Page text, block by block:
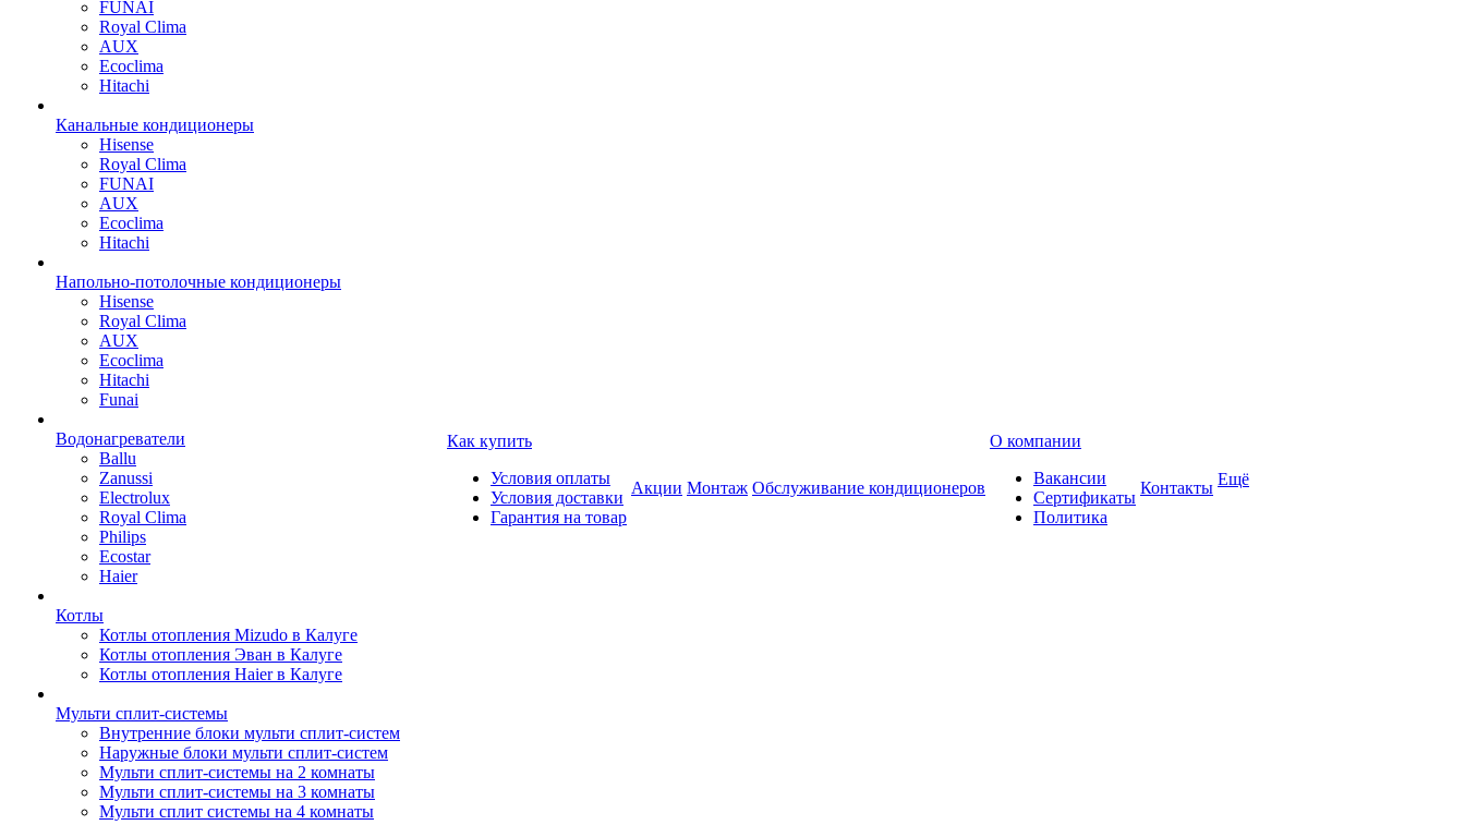
FUNAI
Royal Clima
AUX
Ecoclima
Hitachi
Канальные кондиционеры
Hisense
Royal Clima
FUNAI
AUX
Ecoclima
Hitachi
Напольно-потолочные кондиционеры
Hisense
Royal Clima
AUX
Ecoclima
Hitachi
Funai
Водонагреватели
Ballu
Zanussi
Electrolux
Royal Clima
Philips
Ecostar
Haier
Котлы
Котлы отопления Mizudo в Калуге
Котлы отопления Эван в Калуге
Котлы отопления Haier в Калуге
Мульти сплит-системы
Внутренние блоки мульти сплит-систем
Наружные блоки мульти сплит-систем
Мульти сплит-системы на 2 комнаты
Мульти сплит-системы на 3 комнаты
Мульти сплит системы на 4 комнаты
Как купить
Условия оплаты
Условия доставки
Гарантия на товар
Акции Монтаж Обслуживание кондиционеров
О компании
Вакансии
Сертификаты
Политика
Контакты Ещё